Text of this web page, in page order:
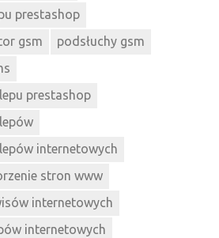
prestashop
gsm
podsłuchy gsm
prestashop
internetowych
stron www
internetowych
internetowych